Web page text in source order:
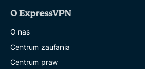
O ExpressVPN
O nas
Centrum zaufania
Centrum praw